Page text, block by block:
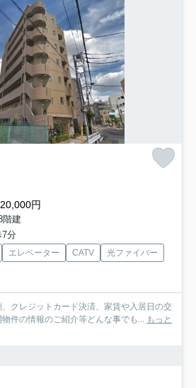
円
階建
7分
エレベーター CATV
光ファイバー
クレジットカード決済、家賃や入居日の交
件の情報のご紹介等どんな事でも...
もっと